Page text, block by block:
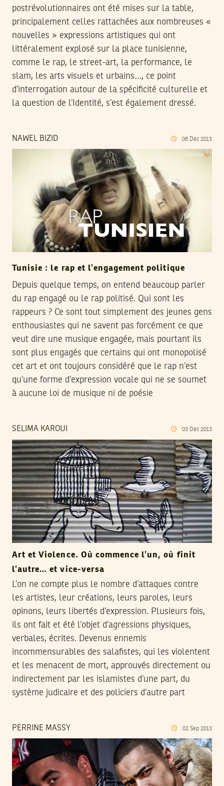
postrévolutionnaires ont été mises sur la table,
principalement celles rattachées aux nombreuses «
nouvelles » expressions artistiques qui ont
littéralement explosé sur la place tunisienne,
comme le rap, le street-art, la performance, le
slam, les arts visuels et urbains…, ce point
d’interrogation autour de la spécificité culturelle et
la question de l’Identité, s’est également dressé.
NAWEL BIZID 06 Dec 2013
Tunisie : le rap et l’engagement politique
Depuis quelque temps, on entend beaucoup parler
du rap engagé ou le rap politisé. Qui sont les
rappeurs ? Ce sont tout simplement des jeunes gens
enthousiastes qui ne savent pas forcément ce que
veut dire une musique engagée, mais pourtant ils
sont plus engagés que certains qui ont monopolisé
cet art et ont toujours considéré que le rap n’est
qu’une forme d’expression vocale qui ne se soumet
à aucune loi de musique ni de poésie
SELIMA KAROUI 03 Dec 2013
Art et Violence. Où commence l’un, où finit
l’autre… et vice-versa
L’on ne compte plus le nombre d’attaques contre
les artistes, leur créations, leurs paroles, leurs
opinons, leurs libertés d’expression. Plusieurs fois,
ils ont fait et été l’objet d’agressions physiques,
verbales, écrites. Devenus ennemis
incommensurables des salafistes, qui les violentent
et les menacent de mort, approuvés directement ou
indirectement par les islamistes d’une part, du
système judicaire et des policiers d’autre part
PERRINE MASSY 02 Sep 2013